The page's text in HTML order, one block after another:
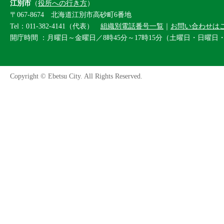
江別市 （役所への行き方）
〒067-8674 北海道江別市高砂町6番地
Tel：011-382-4141（代表） 組織別電話番号一覧 ｜ お問い合わせは
開庁時間 ：月曜日～金曜日／8時45分～17時15分（土曜日・日曜日
Copyright © Ebetsu City. All Rights Reserved.